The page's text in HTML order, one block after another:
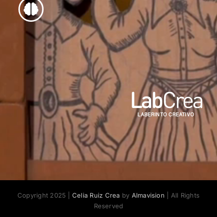
Copyright 2025 | Celia Ruiz Crea by Almavision | All Rights
Reserved